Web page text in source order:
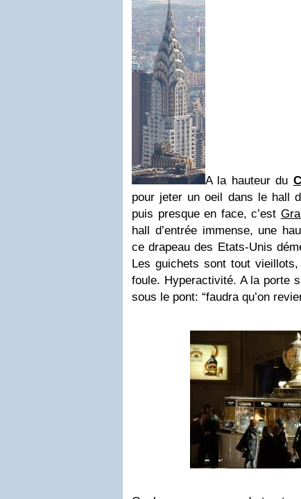
A la hauteur du
pour jeter un oeil dans le hall
puis presque en face, c’est
hall d’entrée immense, une
ce drapeau des Etats-Unis
Les guichets sont tout
foule. Hyperactivité. A la porte
sous le pont: “faudra qu’on